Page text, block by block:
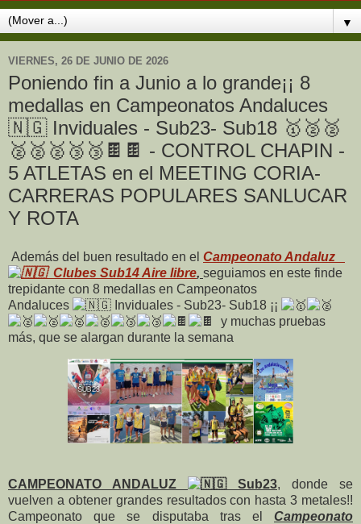
▼
VIERNES, 26 DE JUNIO DE 2026
Poniendo fin a Junio a lo grande¡¡ 8
medallas en Campeonatos Andaluces
🇳🇬 Inviduales - Sub23- Sub18 🥇🥈🥈
🥈🥈🥈🥉🥉🍫🍫 - CONTROL CHAPIN -
5 ATLETAS en el MEETING CORIA-
CARRERAS POPULARES SANLUCAR
Y ROTA
Además del buen resultado en el Campeonato Andaluz
Clubes Sub14 Aire libre, seguiamos en este finde
trepidante con 8 medallas en Campeonatos
Andaluces
Inviduales - Sub23- Sub18 ¡¡
y muchas pruebas
más, que se alargan durante la semana
CAMPEONATO ANDALUZ Sub23, donde se
vuelven a obtener grandes resultados con hasta 3 metales!!
Campeonato que se disputaba tras el Campeonato